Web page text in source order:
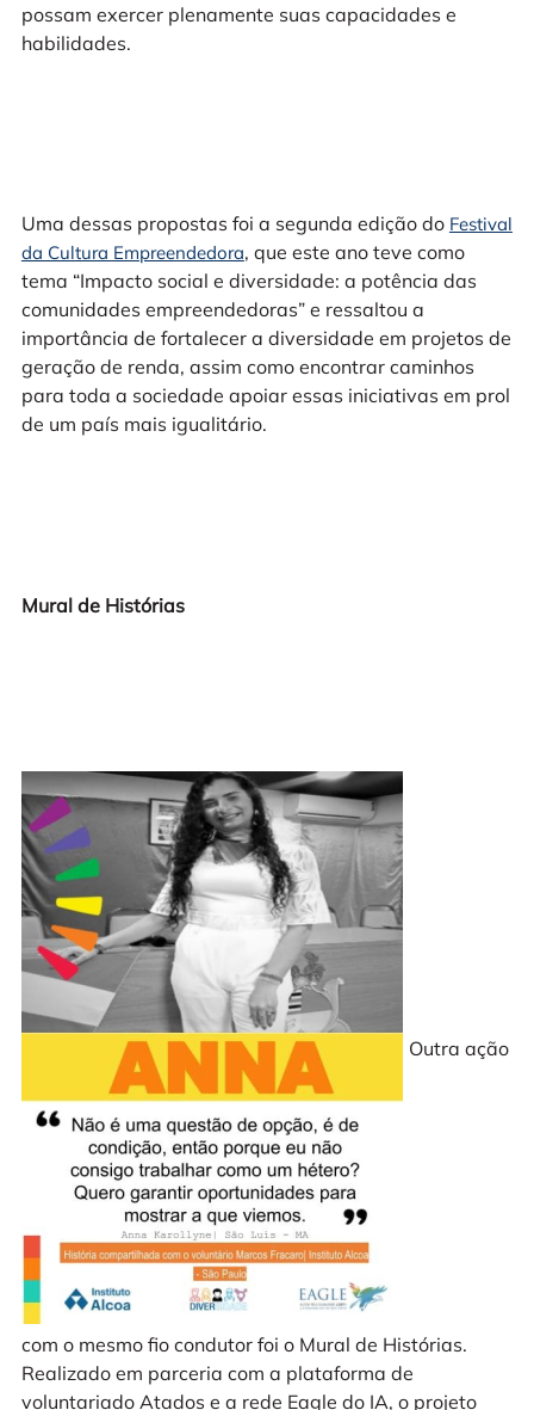
possam exercer plenamente suas capacidades e
habilidades.
Uma dessas propostas foi a segunda edição do Festival
da Cultura Empreendedora, que este ano teve como
tema “Impacto social e diversidade: a potência das
comunidades empreendedoras” e ressaltou a
importância de fortalecer a diversidade em projetos de
geração de renda, assim como encontrar caminhos
para toda a sociedade apoiar essas iniciativas em prol
de um país mais igualitário.
Mural de Histórias
Outra ação
com o mesmo fio condutor foi o Mural de Histórias.
Realizado em parceria com a plataforma de
voluntariado Atados e a rede Eagle do IA, o projeto